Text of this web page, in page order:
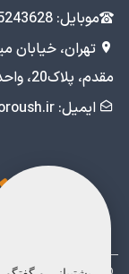
موبایل: 09125243628
تهران، خیابان
مقدم، پلاک20، واحد 5
ایمیل: contact@gheteforoush.ir